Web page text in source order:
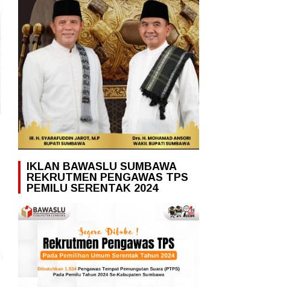
IKLAN BAWASLU SUMBAWA
REKRUTMEN PENGAWAS TPS
PEMILU SERENTAK 2024